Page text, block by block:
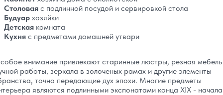
Столовая с подлинной посудой и сервировкой стола
Будуар хозяйки
Детская комната
Кухня с предметами домашней утвари
внимание привлекают старинные люстры, резная мебель
работы, зеркала в золоченых рамах и другие элементы
точно передающие дух эпохи. Многие предметы
являются подлинными экспонатами конца XIX - начала